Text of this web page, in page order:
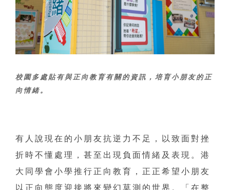
校園多處貼有與正向教育有關的資訊，培育小朋友的正
向情緒。
有人說現在的小朋友抗逆力不足，以致面對挫
折時不懂處理，甚至出現負面情緒及表現。港
大同學會小學推行正向教育，正正希望小朋友
以正向態度迎接將來變幻莫測的世界。「在整